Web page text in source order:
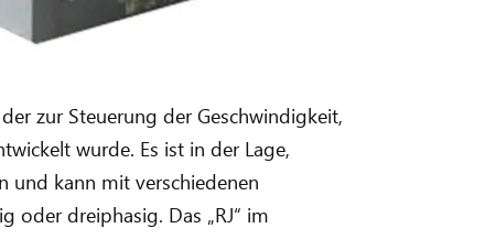
zur Steuerung der Geschwindigkeit,
wurde. Es ist in der Lage,
und kann mit verschiedenen
oder dreiphasig. Das „RJ“ im